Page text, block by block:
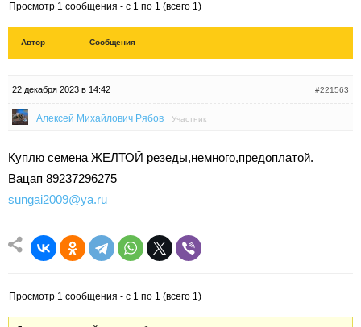
Просмотр 1 сообщения - с 1 по 1 (всего 1)
Автор Сообщения
22 декабря 2023 в 14:42 #221563
Алексей Михайлович Рябов Участник
Куплю семена ЖЕЛТОЙ резеды,немного,предоплатой.
Вацап 89237296275
sungai2009@ya.ru
Просмотр 1 сообщения - с 1 по 1 (всего 1)